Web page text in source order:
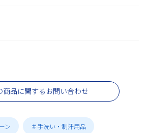
商品に関するお問い合わせ
ン ＃手洗い・制汗用品